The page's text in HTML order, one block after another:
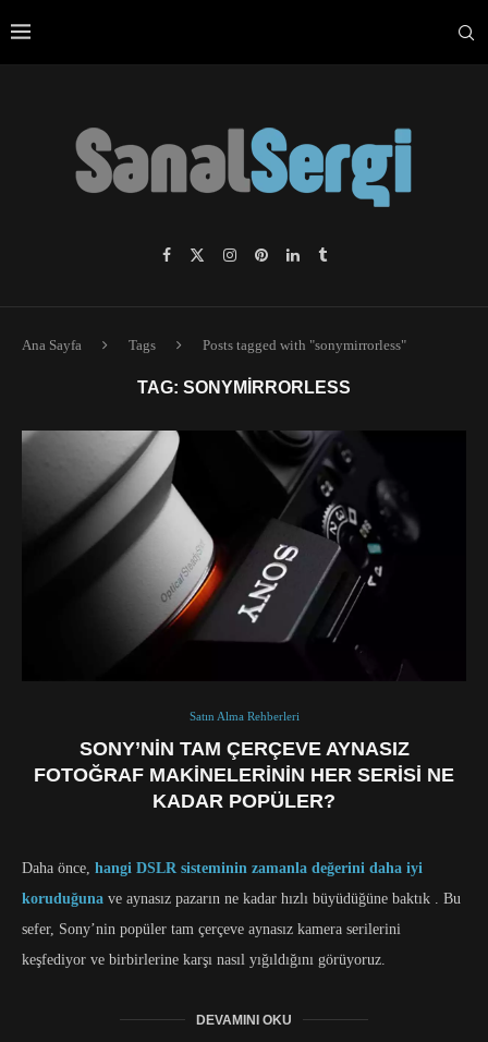
Ana Sayfa Tags Posts tagged with "sonymirrorless"
TAG: SONYMIRRORLESS
Satın Alma Rehberleri
SONY’NIN TAM ÇERÇEVE AYNASIZ
FOTOĞRAF MAKINELERININ HER SERISI NE
KADAR POPÜLER?
Daha önce, hangi DSLR sisteminin zamanla değerini daha iyi
koruduğuna ve aynasız pazarın ne kadar hızlı büyüdüğüne baktık . Bu
sefer, Sony’nin popüler tam çerçeve aynasız kamera serilerini
keşfediyor ve birbirlerine karşı nasıl yığıldığını görüyoruz.
DEVAMINI OKU